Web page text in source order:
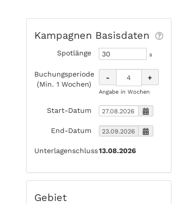
Kampagnen Basisdaten
Spotlänge s
Buchungsperiode
(Min. 1 Wochen)
- +
Angabe in Wochen
Start-Datum
End-Datum
Unterlagenschluss13.08.2026
Gebiet